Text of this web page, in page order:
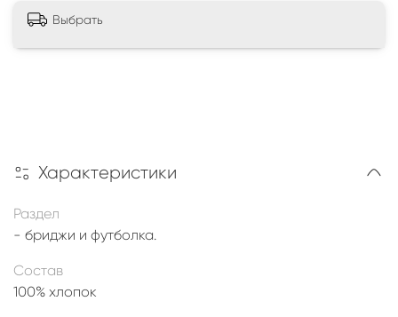
Выбрать
Характеристики
Раздел
- бриджи и футболка.
Состав
100% хлопок